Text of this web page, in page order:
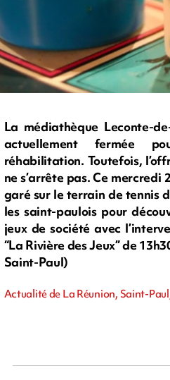
La médiathèque Leconte-
actuellement fermée
réhabilitation. Toutefois,
ne s’arrête pas. Ce mercredi
garé sur le terrain de tennis
les saint-paulois pour
jeux de société avec
“La Rivière des Jeux” de
Saint-Paul)
Actualité de La Réunion, Saint-